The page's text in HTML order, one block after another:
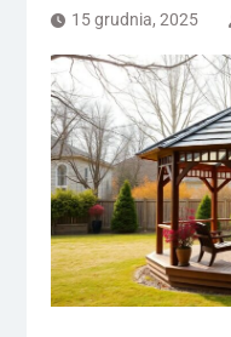
15 grudnia, 2025